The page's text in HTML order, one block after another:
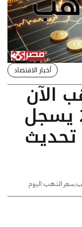
أخبار الاقتصاد
الآن
في مصر: عيار 24 يسجل
تحديث
,سعر الذهب اليوم